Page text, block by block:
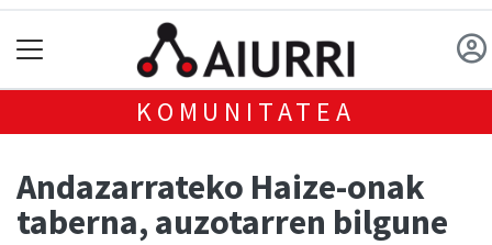
KOMUNITATEA
Andazarrateko Haize-onak
taberna, auzotarren bilgune